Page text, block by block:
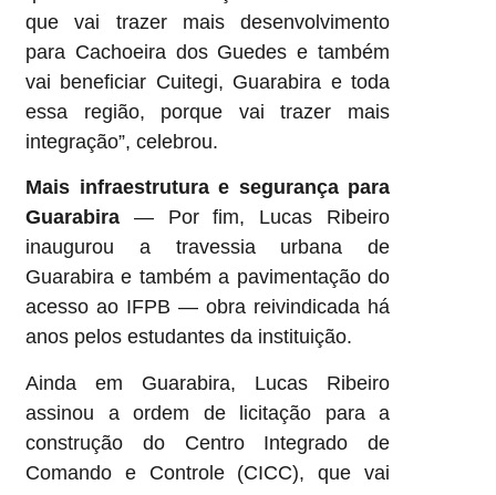
que vai trazer mais desenvolvimento
para Cachoeira dos Guedes e também
vai beneficiar Cuitegi, Guarabira e toda
essa região, porque vai trazer mais
integração”, celebrou.
Mais infraestrutura e segurança para
Guarabira — Por fim, Lucas Ribeiro
inaugurou a travessia urbana de
Guarabira e também a pavimentação do
acesso ao IFPB — obra reivindicada há
anos pelos estudantes da instituição.
Ainda em Guarabira, Lucas Ribeiro
assinou a ordem de licitação para a
construção do Centro Integrado de
Comando e Controle (CICC), que vai